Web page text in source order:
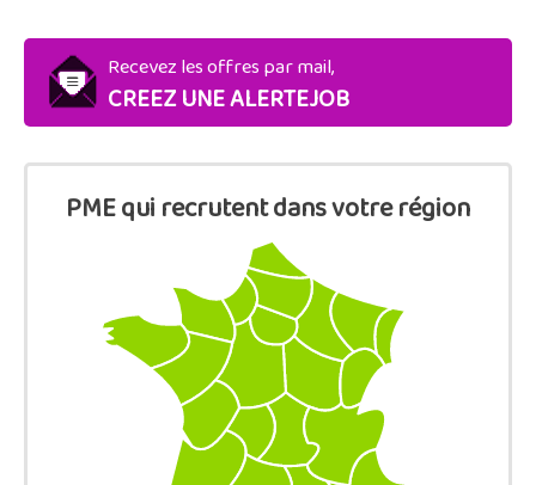
Recevez les offres par mail,
CREEZ UNE ALERTEJOB
PME qui recrutent dans votre région